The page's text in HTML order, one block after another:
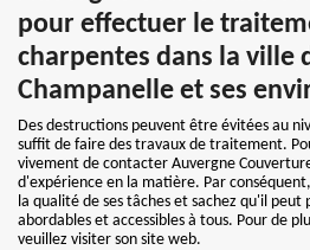
pour effectuer le
charpentes dans la ville
Champanelle et ses
Des destructions peuvent être évitées au
suffit de faire des travaux de traitement.
vivement de contacter Auvergne
d'expérience en la matière. Par
la qualité de ses tâches et sachez qu'il peut
abordables et accessibles à tous. Pour de
veuillez visiter son site web.